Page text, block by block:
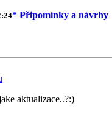
* Připomínky a návrhy
aktualizace..?:)